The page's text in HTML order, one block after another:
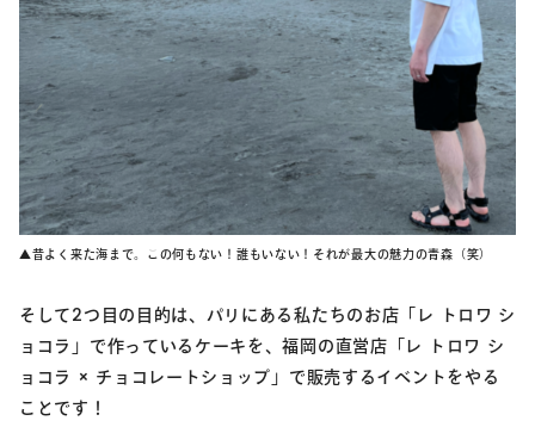
▲昔よく来た海まで。この何もない！誰もいない！それが最大の魅力の青森（笑）
そして2つ目の目的は、パリにある私たちのお店「レ トロワ シ
ョコラ」で作っているケーキを、福岡の直営店「レ トロワ シ
ョコラ × チョコレートショップ」で販売するイベントをやる
ことです！